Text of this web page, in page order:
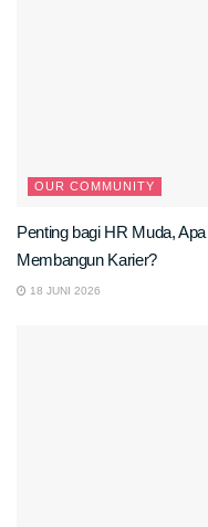
OUR COMMUNITY
Penting bagi HR Muda,
Membangun Karier?
18 JUNI 2026